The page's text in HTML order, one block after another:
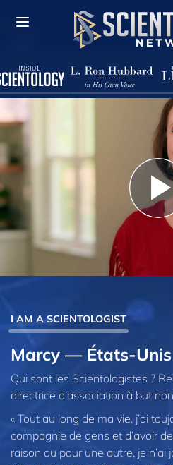
I AM A SCIENTOLOGIST
Marcy — États-Unis
Qui sont les Scientologistes ?
directrice d’association à but
« Tout au long de ma vie, j’ai
compagnie de gens et d’avoir
raison ou pour une autre, je